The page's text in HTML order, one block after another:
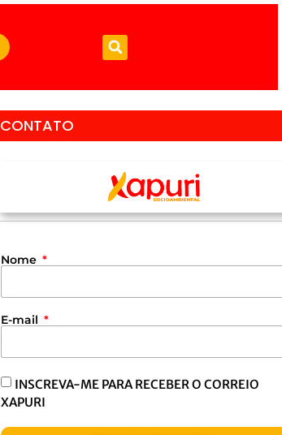
CONTATO
Nome
E-mail
INSCREVA-ME PARA RECEBER O CORREIO
XAPURI